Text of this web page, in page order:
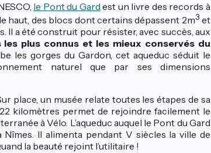
le Pont du Gard est un livre des records à
haut, des blocs dont certains dépassent 2m3 et
Il a été construit pour résister, avec succès, aux
les plus connus et les mieux conservés du
les gorges du Gardon, cet aqueduc séduit le
naturel que par ses dimensions
place, un musée relate toutes les étapes de sa
kilomètres permet de rejoindre facilement le
à Vélo. L’aqueduc auquel le Pont du Gard
Il alimenta pendant V siècles la ville de
la beauté rejoint l’utilitaire !